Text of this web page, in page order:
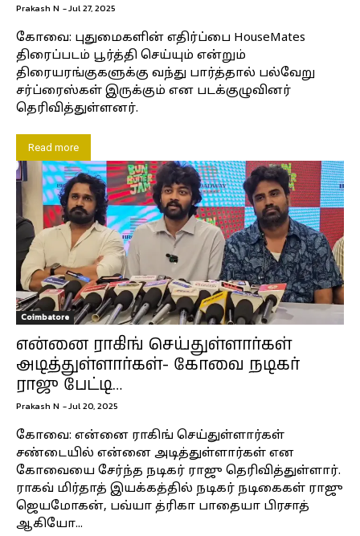
Prakash N -Jul 27, 2025
கோவை: புதுமைகளின் எதிர்ப்பை HouseMates
திரைப்படம் பூர்த்தி செய்யும் என்றும்
திரையரங்குகளுக்கு வந்து பார்த்தால் பல்வேறு
சர்ப்ரைஸ்கள் இருக்கும் என படக்குழுவினர்
தெரிவித்துள்ளனர்.
Read more
Coimbatore
என்னை ராகிங் செய்துள்ளார்கள்
அடித்துள்ளார்கள்- கோவை நடிகர்
ராஜு பேட்டி…
Prakash N -Jul 20, 2025
கோவை: என்னை ராகிங் செய்துள்ளார்கள்
சண்டையில் என்னை அடித்துள்ளார்கள் என
கோவையை சேர்ந்த நடிகர் ராஜு தெரிவித்துள்ளார்.
ராகவ் மிர்தாத் இயக்கத்தில் நடிகர் நடிகைகள் ராஜு
ஜெயமோகன், பவ்யா த்ரிகா பாதையா பிரசாத்
ஆகியோ...